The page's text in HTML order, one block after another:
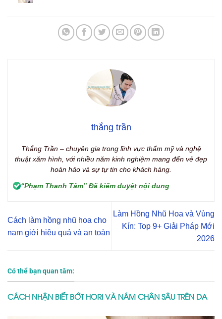
thắng trần
Thắng Trần – chuyên gia trong lĩnh vực thẩm mỹ và nghệ
thuật xăm hình, với nhiều năm kinh nghiệm mang đến vẻ đẹp
hoàn hảo và sự tự tin cho khách hàng.
“Phạm Thanh Tâm” Đã kiểm duyệt nội dung
Cách làm hồng nhũ hoa cho
nam giới hiệu quả và an toàn
Làm Hồng Nhũ Hoa và Vùng
Kín: Top 9+ Giải Pháp Mới
2026
Có thể bạn quan tâm:
CÁCH NHẬN BIẾT BỚT HORI VÀ NÁM CHÂN SÂU TRÊN DA